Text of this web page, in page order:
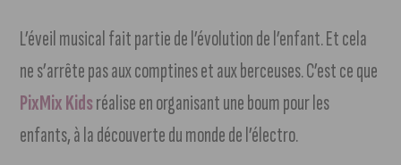
L’éveil musical fait partie de l’évolution de l’enfant. Et cela
ne s’arrête pas aux comptines et aux berceuses. C’est ce que
PixMix Kidsréalise en organisant une boum pour les
enfants, à la découverte du monde de l’électro.